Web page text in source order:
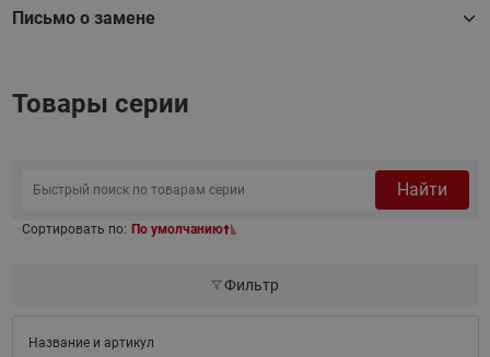
Письмо о замене
Товары серии
Найти
Сортировать по: По умолчанию
Фильтр